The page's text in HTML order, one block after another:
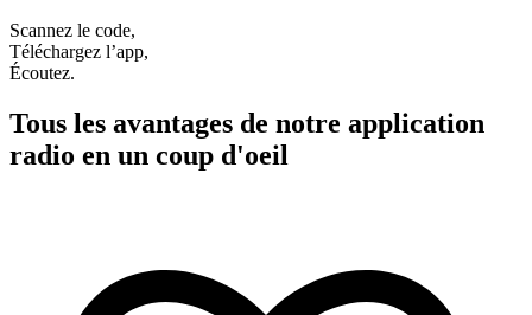
Scannez le code,
Téléchargez l’app,
Écoutez.
Tous les avantages de notre application
radio en un coup d'oeil